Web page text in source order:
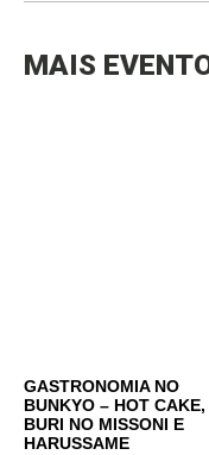
MAIS
GASTRONOMIA NO
BUNKYO – HOT CAKE,
BURI NO MISSONI E
HARUSSAME